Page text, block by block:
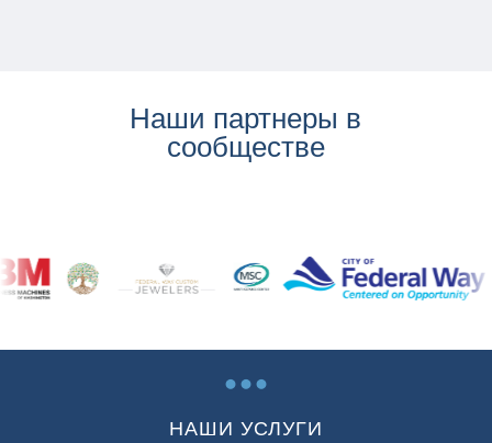
Наши партнеры в
сообществе
...
НАШИ УСЛУГИ